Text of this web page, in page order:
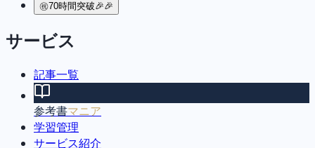
㊗️70時間突破🎉🎉
サービス
記事一覧
参考書マニア
学習管理
サービス紹介